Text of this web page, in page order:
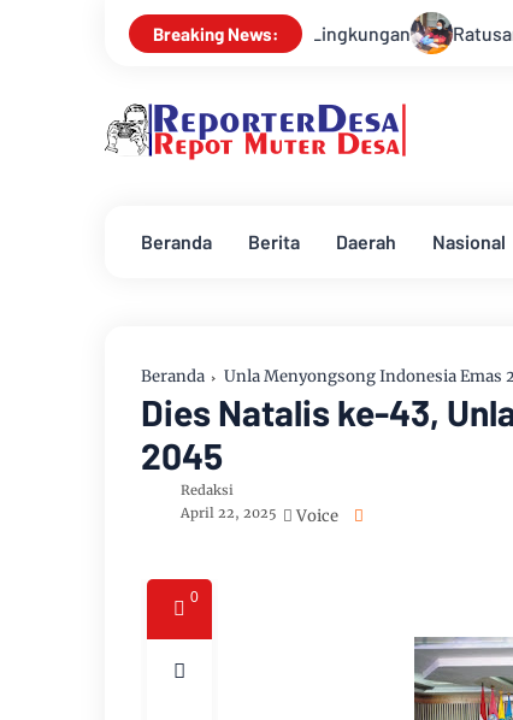
Breaking News:
Bersihkan Lingkungan Ratusan Warga Antusias Ikuti
Beranda Berita Daerah Nasional
Beranda Unla Menyongsong Indonesia Emas
Dies Natalis ke-43,
2045
Redaksi
April 22, 2025
Voice
0